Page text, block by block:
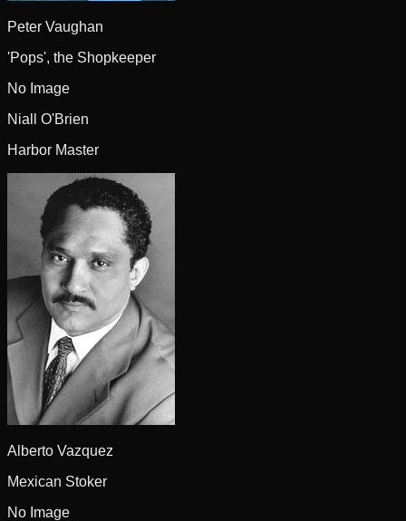
Peter Vaughan
'Pops', the Shopkeeper
No Image
Niall O'Brien
Harbor Master
Alberto Vazquez
Mexican Stoker
No Image